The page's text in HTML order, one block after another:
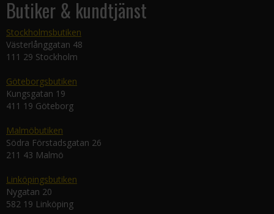
Butiker & kundtjänst
Stockholmsbutiken
Västerlånggatan 48
111 29 Stockholm
Göteborgsbutiken
Kungsgatan 19
411 19 Göteborg
Malmöbutiken
Södra Förstadsgatan 26
211 43 Malmö
Linköpingsbutiken
Nygatan 20
582 19 Linköping